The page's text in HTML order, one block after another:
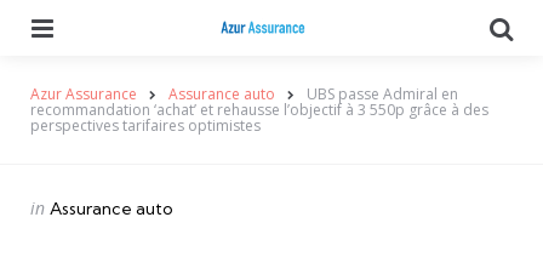
Azur Assurance Assurance auto UBS passe Admiral en
recommandation ‘achat’ et rehausse l’objectif à 3 550p grâce à des
perspectives tarifaires optimistes
Categories
Posted
in Assurance auto